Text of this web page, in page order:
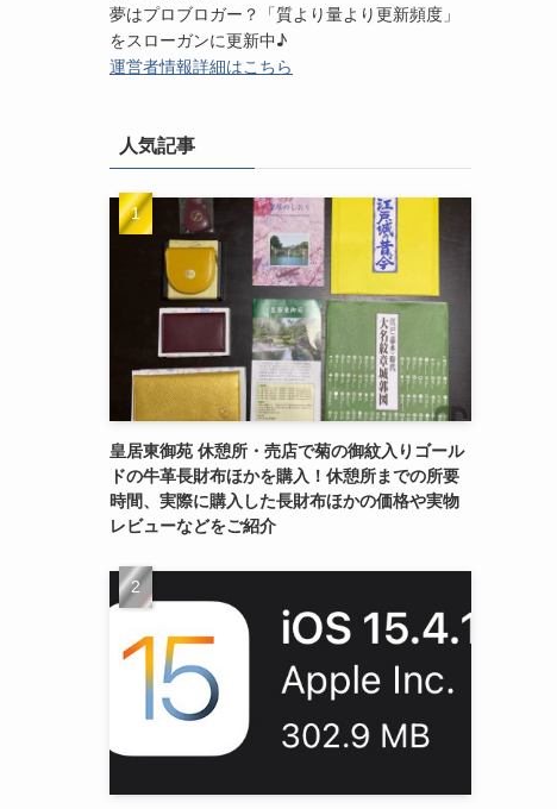
夢はプロブロガー？「質より量より更新頻度」
をスローガンに更新中♪
運営者情報詳細はこちら
人気記事
皇居東御苑 休憩所・売店で菊の御紋入りゴール
ドの牛革長財布ほかを購入！休憩所までの所要
時間、実際に購入した長財布ほかの価格や実物
レビューなどをご紹介